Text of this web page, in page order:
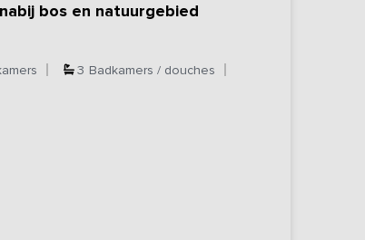
bos en natuurgebied
3 Badkamers / douches